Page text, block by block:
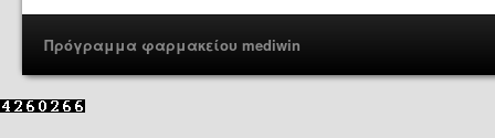
Πρόγραμμα φαρμακείου mediwin